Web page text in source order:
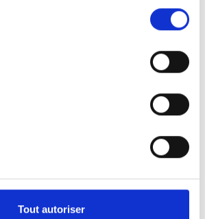
Tout autoriser
demandes de notre clientèle,